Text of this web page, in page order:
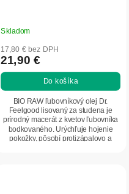
Skladom
17,80 € bez DPH
21,90 €
Do košíka
BIO RAW ľubovníkový olej Dr.
Feelgood lisovaný za studena je
prírodný macerát z kvetov ľubovníka
bodkovaného. Urýchľuje hojenie
pokožky, pôsobí protizápalovo a